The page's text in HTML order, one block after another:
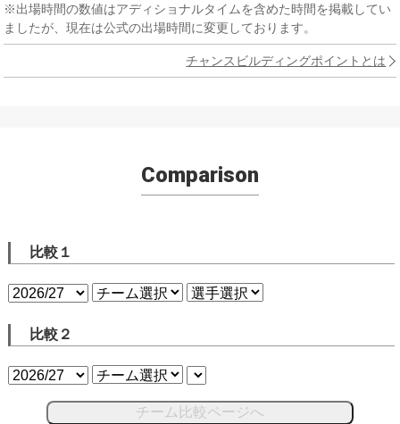
※出場時間の数値はアディショナルタイムを含めた時間を掲載してい
ましたが、現在は公式の出場時間に変更しております。
チャンスビルディングポイントとは
Comparison
比較１
比較２
チーム比較ページへ